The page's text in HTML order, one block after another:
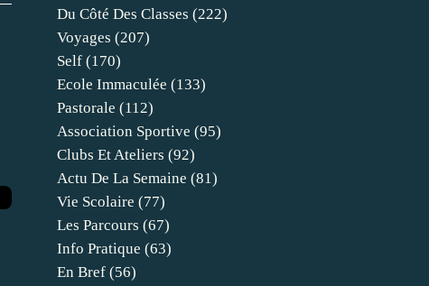
Du Côté Des Classes (222)
Voyages (207)
Self (170)
Ecole Immaculée (133)
Pastorale (112)
Association Sportive (95)
Clubs Et Ateliers (92)
Actu De La Semaine (81)
Vie Scolaire (77)
Les Parcours (67)
Info Pratique (63)
En Bref (56)